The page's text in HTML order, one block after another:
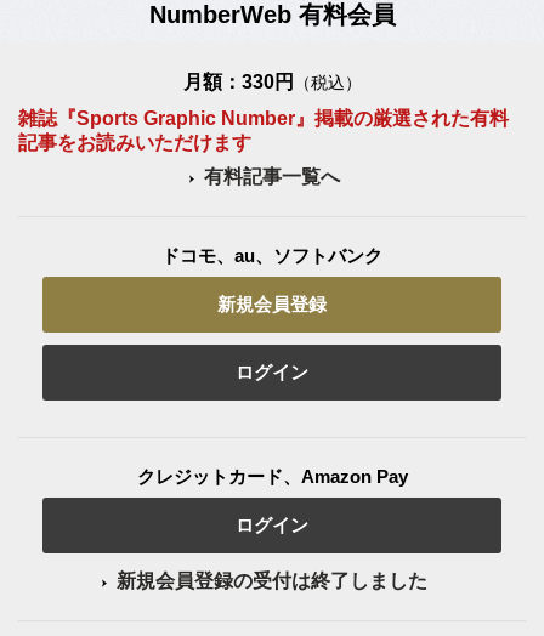
NumberWeb 有料会員
月額：330円 （税込）
雑誌『Sports Graphic Number』掲載の厳選された有料
記事をお読みいただけます
有料記事一覧へ
ドコモ、au、ソフトバンク
新規会員登録
ログイン
クレジットカード、Amazon Pay
ログイン
新規会員登録の受付は終了しました